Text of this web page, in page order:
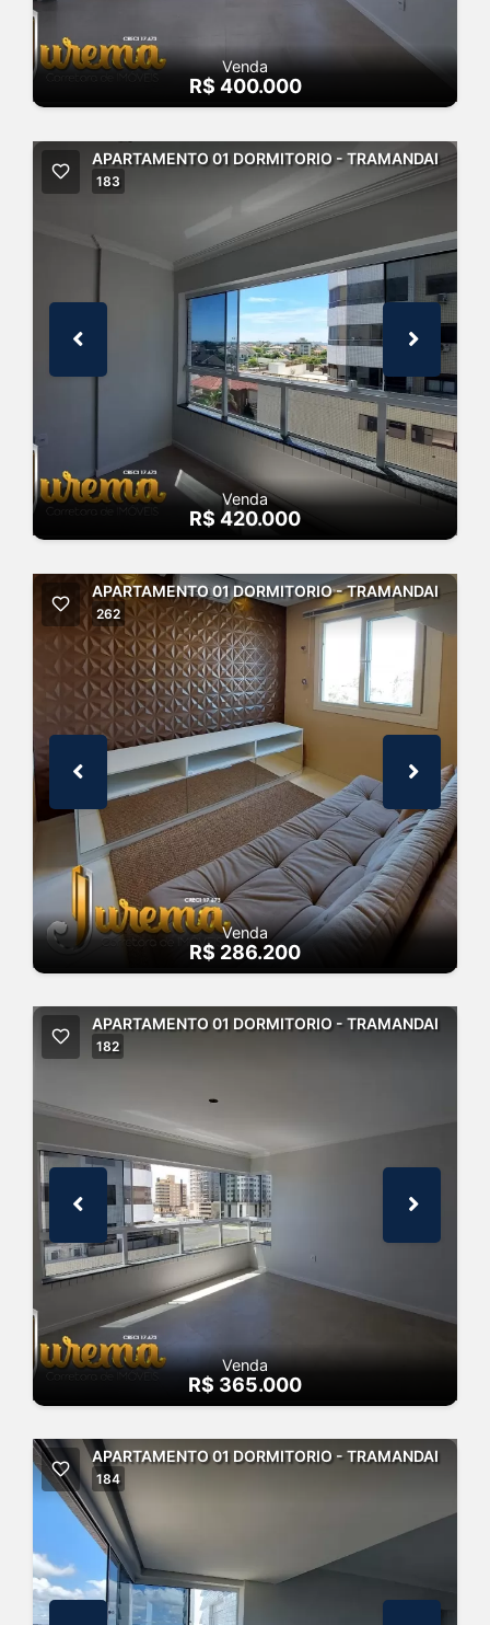
Venda
R$ 400.000
APARTAMENTO 01 DORMITORIO - TRAMANDAI
183
Venda
R$ 420.000
APARTAMENTO 01 DORMITORIO - TRAMANDAI
262
Venda
R$ 286.200
APARTAMENTO 01 DORMITORIO - TRAMANDAI
182
Venda
R$ 365.000
APARTAMENTO 01 DORMITORIO - TRAMANDAI
184